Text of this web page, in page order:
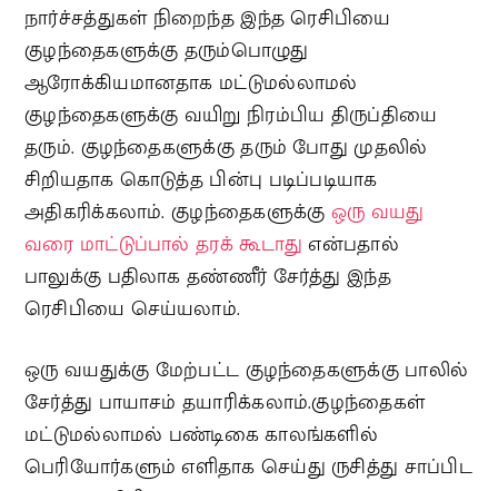
நார்ச்சத்துகள் நிறைந்த இந்த ரெசிபியை
குழந்தைகளுக்கு தரும்பொழுது
ஆரோக்கியமானதாக மட்டுமல்லாமல்
குழந்தைகளுக்கு வயிறு நிரம்பிய திருப்தியை
தரும். குழந்தைகளுக்கு தரும் போது முதலில்
சிறியதாக கொடுத்த பின்பு படிப்படியாக
அதிகரிக்கலாம். குழந்தைகளுக்கு ஒரு வயது
வரை மாட்டுப்பால் தரக் கூடாது என்பதால்
பாலுக்கு பதிலாக தண்ணீர் சேர்த்து இந்த
ரெசிபியை செய்யலாம்.
ஒரு வயதுக்கு மேற்பட்ட குழந்தைகளுக்கு பாலில்
சேர்த்து பாயாசம் தயாரிக்கலாம்.குழந்தைகள்
மட்டுமல்லாமல் பண்டிகை காலங்களில்
பெரியோர்களும் எளிதாக செய்து ருசித்து சாப்பிட